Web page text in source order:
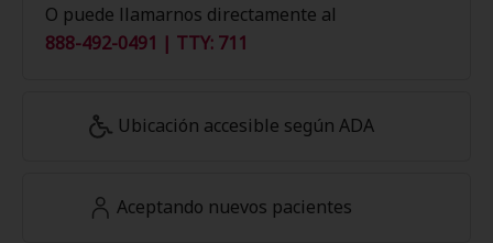
O puede llamarnos directamente al
888-492-0491 | TTY: 711
Ubicación accesible según ADA
Aceptando nuevos pacientes